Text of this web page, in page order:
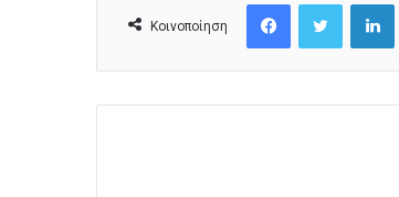
Κοινοποίηση